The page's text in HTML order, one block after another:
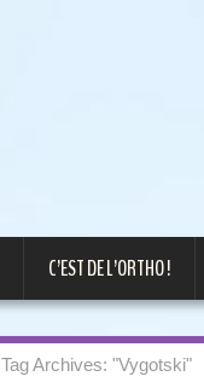
C’EST DE L’ORTHO !
Tag Archives: "Vygotski"